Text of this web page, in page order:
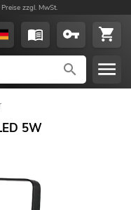
zzgl. MwSt.
5W